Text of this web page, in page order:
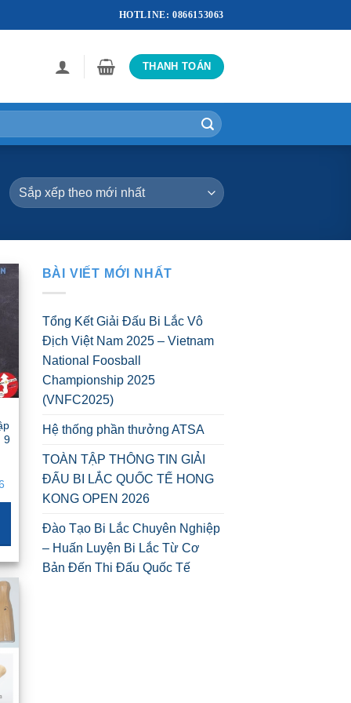
HOTLINE: 0866153063
THANH TOÁN
9
BÀI VIẾT MỚI NHẤT
Tổng Kết Giải Đấu Bi Lắc Vô
Địch Việt Nam 2025 – Vietnam
National Foosball
Championship 2025
(VNFC2025)
Hệ thống phần thưởng ATSA
TOÀN TẬP THÔNG TIN GIẢI
ĐẤU BI LẮC QUỐC TẾ HONG
KONG OPEN 2026
Đào Tạo Bi Lắc Chuyên Nghiệp
– Huấn Luyện Bi Lắc Từ Cơ
Bản Đến Thi Đấu Quốc Tế